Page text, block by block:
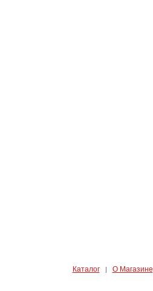
Каталог| О Магазине